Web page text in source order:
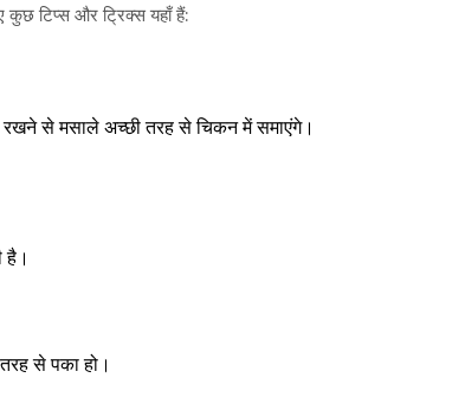
कुछ टिप्स और ट्रिक्स यहाँ हैं:
से मसाले अच्छी तरह से चिकन में समाएंगे।
है।
से पका हो।